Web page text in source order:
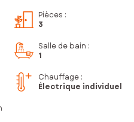
Pièces :
3
Salle de bain :
1
Chauffage :
Électrique individuel